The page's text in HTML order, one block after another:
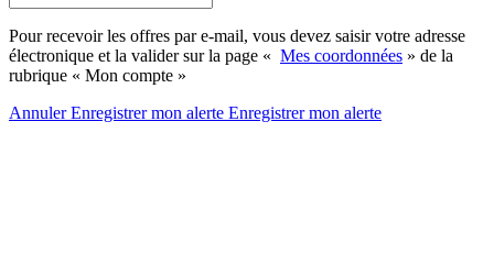
Pour recevoir les offres par e-mail, vous devez saisir votre adresse
électronique et la valider sur la page « Mes coordonnées » de la
rubrique « Mon compte »
AnnulerEnregistrer mon alerte Enregistrermon alerte